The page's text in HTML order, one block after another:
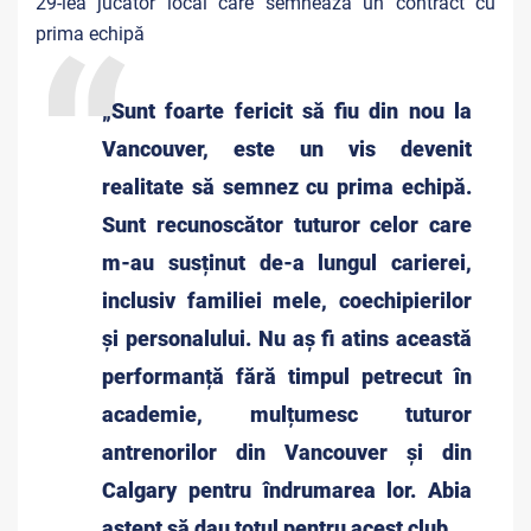
prima echipă
„Sunt foarte fericit să fiu din nou la
Vancouver, este un vis devenit
realitate să semnez cu prima echipă.
Sunt recunoscător tuturor celor care
m-au susținut de-a lungul carierei,
inclusiv familiei mele, coechipierilor
și personalului. Nu aș fi atins această
performanță fără timpul petrecut în
academie, mulțumesc tuturor
antrenorilor din Vancouver și din
Calgary pentru îndrumarea lor. Abia